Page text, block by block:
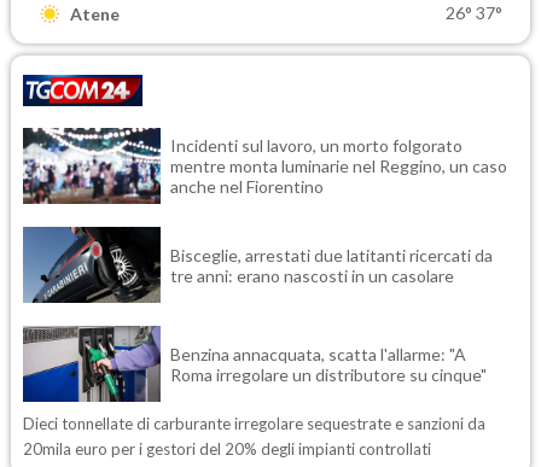
Atene 26° 37°
Incidenti sul lavoro, un morto folgorato
mentre monta luminarie nel Reggino, un caso
anche nel Fiorentino
Bisceglie, arrestati due latitanti ricercati da
tre anni: erano nascosti in un casolare
Benzina annacquata, scatta l'allarme: "A
Roma irregolare un distributore su cinque"
Dieci tonnellate di carburante irregolare sequestrate e sanzioni da
20mila euro per i gestori del 20% degli impianti controllati